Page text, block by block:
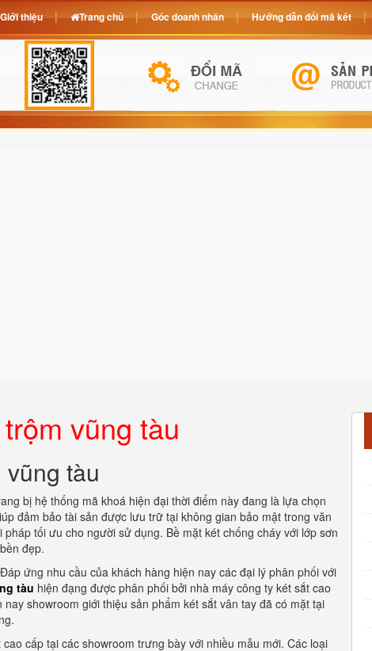
vũng tàu
tàu
bị hệ thống mã khoá hiện đại thời điểm này đang là lựa chọn
đảm bảo tài sản được lưu trữ tại không gian bảo mật trong văn
tối ưu cho người sử dụng. Bề mặt két chống cháy với lớp sơn
đẹp.
ứng nhu cầu của khách hàng hiện nay các đại lý phân phối với
tàu hiện đạng được phân phối bởi nhà máy công ty két sắt cao
showroom giới thiệu sản phẩm két sắt vân tay đã có mặt tại
cấp tại các showroom trưng bày với nhiều mẫu mới. Các loại
Giới thiệu Trang chủ Góc doanh nhân Hướng dẫn đổi mã két